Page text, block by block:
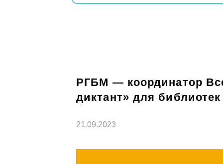
РГБМ — координатор
диктант» для библиотек
21.09.2023